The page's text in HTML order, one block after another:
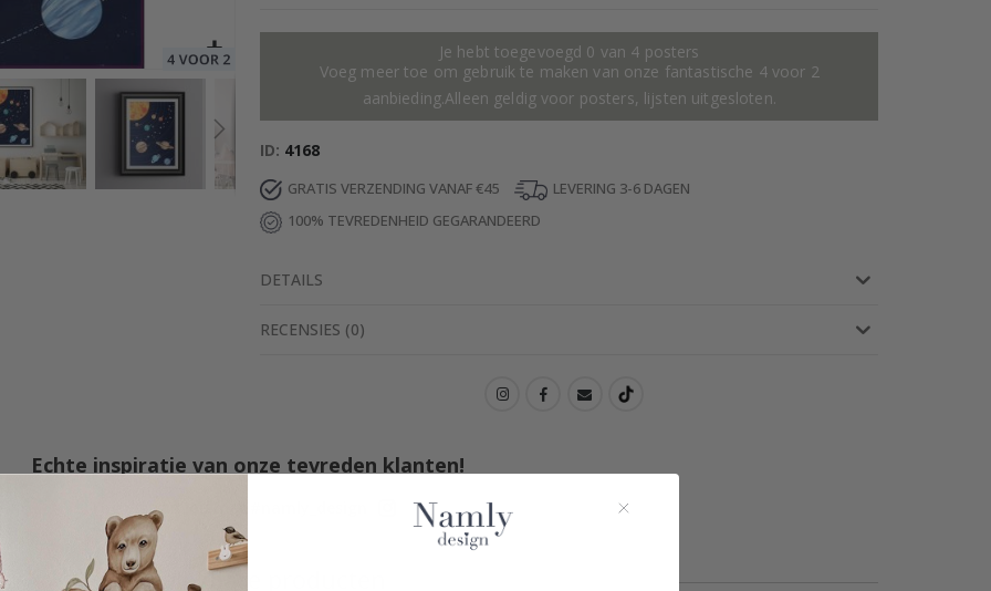
Je hebt toegevoegd 0 van 4 posters
Voeg meer toe om gebruik te maken van onze fantastische 4 voor 2
aanbieding.Alleen geldig voor posters, lijsten uitgesloten.
ID 4168
GRATIS VERZENDING VANAF €45
LEVERING 3-6 DAGEN
100% TEVREDENHEID GEGARANDEERD
DETAILS
RECENSIES (0)
Echte inspiratie van onze tevreden klanten!
Tag die van jou met #namly_design
Vergelijkbare producten